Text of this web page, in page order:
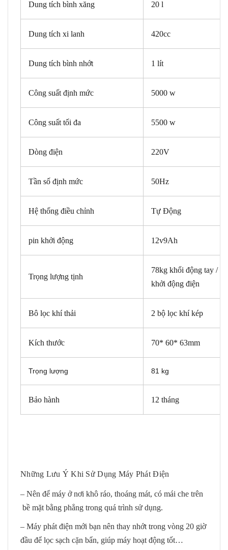
Dung tích bình xăng 20 l
Dung tích xi lanh 420cc
Dung tích bình nhớt 1 lít
Công suất định mức 5000 w
Công suất tối đa 5500 w
Dòng điện 220V
Tần số định mức 50Hz
Hệ thống điều chỉnh Tự Động
pin khởi động 12v9Ah
Trọng lượng tịnh
78kg khổi động tay /
khởi động điện
Bô lọc khí thải 2 bộ lọc khí kép
Kích thước 70* 60* 63mm
Trọng lượng 81 kg
Bảo hành 12 tháng
Những Lưu Ý Khi Sử Dụng Máy Phát Điện
– Nên để máy ở nơi khô ráo, thoáng mát, có mái che trên
bề mặt bằng phẳng trong quá trình sử dụng.
– Máy phát điện mới bạn nên thay nhớt trong vòng 20 giờ
đầu để lọc sạch cặn bẩn, giúp máy hoạt động tốt…